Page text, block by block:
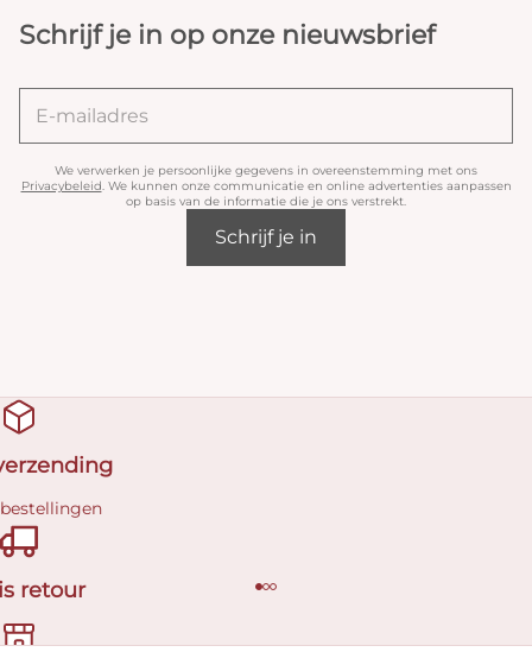
Schrijf je in op onze nieuwsbrief
We verwerken je persoonlijke gegevens in overeenstemming met ons
Privacybeleid. We kunnen onze communicatie en online advertenties aanpassen
op basis van de informatie die je ons verstrekt.
Schrijf je in
retour